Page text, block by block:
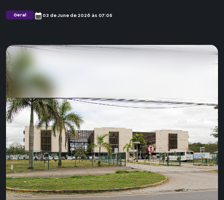
Geral calendar_month03 de June de 2026 às 07:05